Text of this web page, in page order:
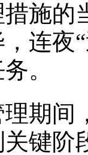
施的
连夜
。
间，
键阶